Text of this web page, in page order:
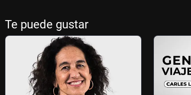
Te puede gustar